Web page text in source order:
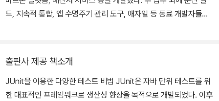
드, 지속적 통합, 앱 수명주기 관리 도구, 애자일 등 동료 개발자들에
『구글 엔지니어는 이렇게 일한다』, 『리팩터링 2판』, 『JVM 밑바닥까
지 파헤치기』, 『이펙티브 자바 3판』 등을 번역했다. - 페이스북: face
book.com/dev.loadmap - 개앞맵시에게 번역이란: brunch.co.k
출판사 제공 책소개
JUnit을 이용한 다양한 테스트 비법 JUnit은 자바 단위 테스트를 위
한 대표적인 프레임워크로 생산성 향상을 목적으로 개발되었다. 이후